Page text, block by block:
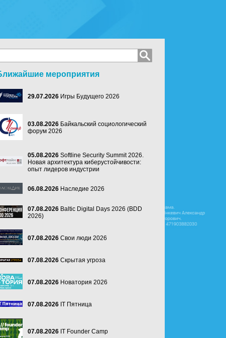
мероприятия
29.07.2026 Игры Будущего 2026
03.08.2026 Байкальский социологический
форум 2026
05.08.2026 Softline Security Summit 2026.
Новая архитектура киберустойчивости:
опыт лидеров индустрии
06.08.2026 Наследие 2026
07.08.2026 Baltic Digital Days 2026 (BDD
2026)
07.08.2026 Свои люди 2026
07.08.2026 Скрытая угроза
07.08.2026 Новатория 2026
07.08.2026 IT Пятница
07.08.2026 IT Founder Camp